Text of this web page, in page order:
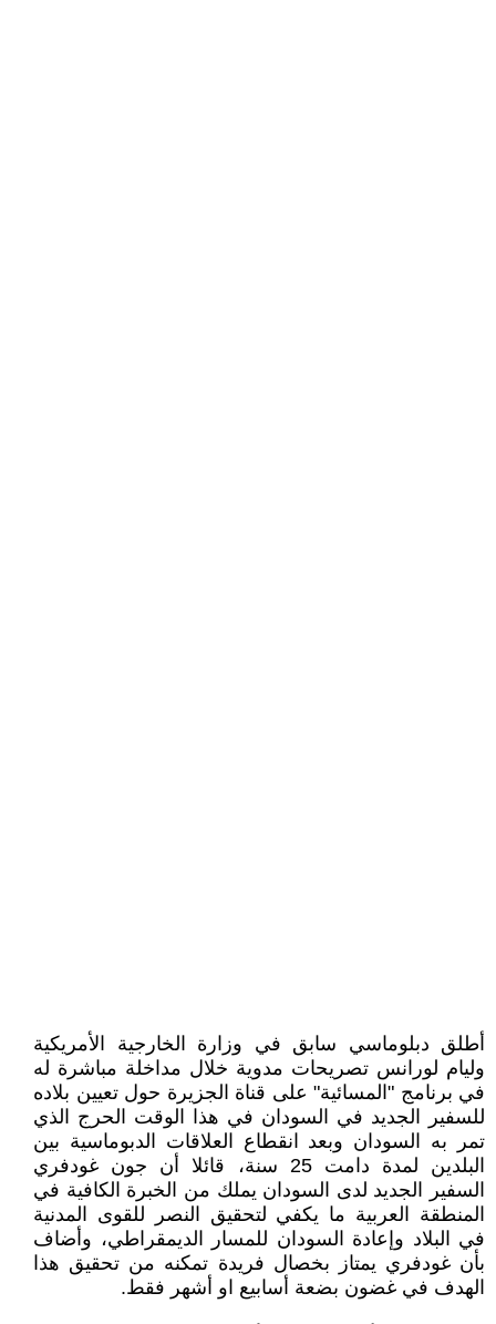
أطلق دبلوماسي سابق في وزارة الخارجية الأمريكية
وليام لورانس تصريحات مدوية خلال مداخلة مباشرة له
في برنامج "المسائية" على قناة الجزيرة حول تعيين بلاده
للسفير الجديد في السودان في هذا الوقت الحرج الذي
تمر به السودان وبعد انقطاع العلاقات الدبوماسية بين
البلدين لمدة دامت 25 سنة، قائلا أن جون غودفري
السفير الجديد لدى السودان يملك من الخبرة الكافية في
المنطقة العربية ما يكفي لتحقيق النصر للقوى المدنية
في البلاد وإعادة السودان للمسار الديمقراطي، وأضاف
بأن غودفري يمتاز بخصال فريدة تمكنه من تحقيق هذا
الهدف في غضون بضعة أسابيع او أشهر فقط.